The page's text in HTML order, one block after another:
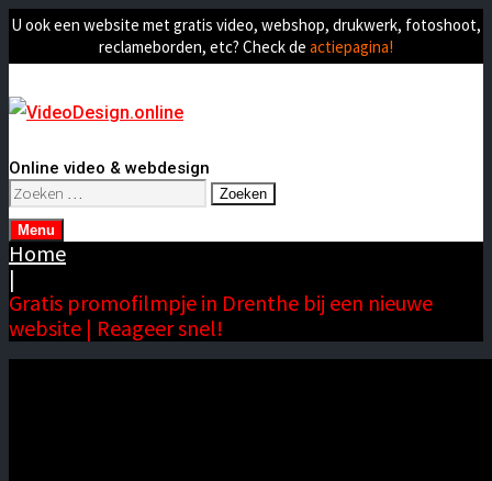
U ook een website met gratis video, webshop, drukwerk, fotoshoot,
reclameborden, etc? Check de actiepagina!
Online video & webdesign
Zoeken
naar:
Menu
Home
|
Gratis promofilmpje in Drenthe bij een nieuwe
website | Reageer snel!